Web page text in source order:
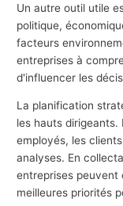
Un autre outil utile
politique,
facteurs
entreprises à
d'influencer les
La planification
les hauts
employés, les
analyses. En
entreprises peuvent
meilleures priorités